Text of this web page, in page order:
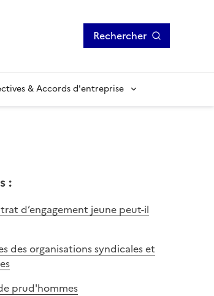
Rechercher
& Accords d'entreprise
:
d’engagement jeune peut-il
des organisations syndicales et
prud'hommes